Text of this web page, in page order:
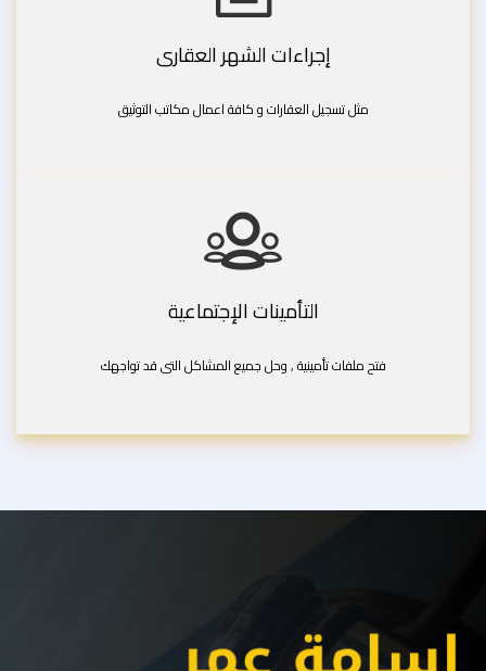
إجراءات الشهر العقارى
مثل تسجيل العقارات و كافة اعمال مكاتب التوثيق
التأمينات الإجتماعية
فتح ملفات تأمينية , وحل جميع المشاكل التى قد تواجهك